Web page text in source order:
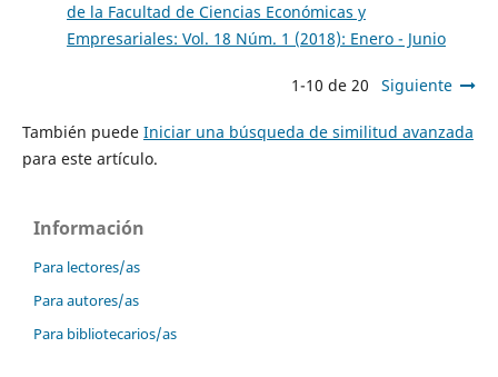
de la Facultad de Ciencias Económicas y
Empresariales: Vol. 18 Núm. 1 (2018): Enero - Junio
1-10 de 20 Siguiente
También puede Iniciar una búsqueda de similitud avanzada
para este artículo.
Información
Para lectores/as
Para autores/as
Para bibliotecarios/as